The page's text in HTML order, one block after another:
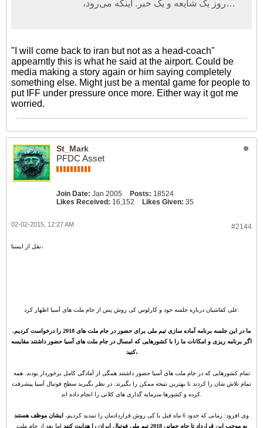
روز یک شایعه و یک خبر. اینکه می‌رود،
"I will come back to iran but not as a head-coach"
appearntly this is what he said at the airport. Could be
media making a story again or him saying completely
something else. Might just be a mental game for people to
put IFF under pressure once more. Either way it got me
worried.
St_Mark
PFDC Asset
Join Date: Jan 2005 Posts: 18524
Likes Received: 16,152 Likes Given: 35
#2144
02-02-2015, 12:27 AM
نقل از ایسنا،
علی کفاشیان درباره جلسه خود و کارلوس کی روش پس از جام ملت های آسیا اظهار کرد:
ما در این جلسه برنامه آماده سازی تیم ملی برای حضور در جام ملت های 2018 را درخواست کردیم.
اگر برنامه ریزی و امکانات ما را با کشورهایی که امسال در جام ملت های آسیا حضور داشتند مقایسه
کنید،
تمام کشورهایی که در جام ملت های آسیا حضور داشتند همگی از آمادگی کامل برخوردار بودند. همه
تمام تلاش شان را کردند تا بهترین نتیجه ممکن را بگیرند. در نظر بگیرید سطح فوتبال آسیا پیشرفت
وی افزود: زمانی که حدود 6 ماه قبل با کی روش قراردادمان را تمدید کردیم،
ایشان موظف هستند
به موجب این قرارداد تا جام جهانی 2018 تیم ملی فوتبال ایران را هدایت کنند
اما بعد از جام ملت